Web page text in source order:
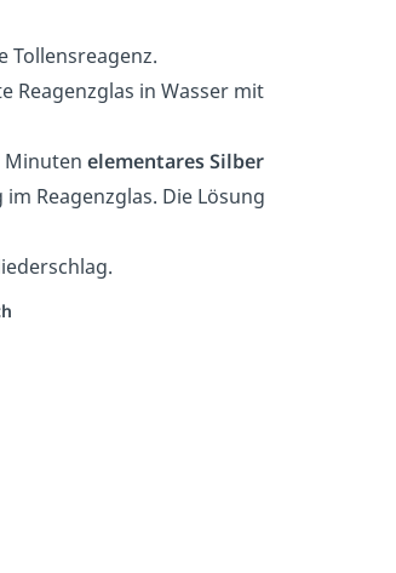
Tollensreagenz.
Reagenzglas in Wasser mit
Minuten elementares Silber
Reagenzglas. Die Lösung